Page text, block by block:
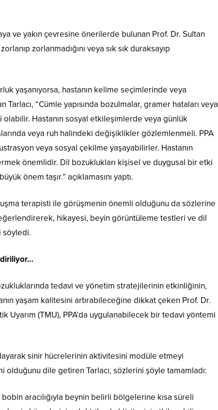
ve yakın çevresine önerilerde bulunan Prof. Dr. Sultan
zorlanmadığını veya sık sık duraksayıp
yaşanıyorsa, hastanın kelime seçimlerinde veya
“Cümle yapısında bozulmalar, gramer hataları veya
Hastanın sosyal etkileşimlerde veya günlük
veya ruh halindeki değişiklikler gözlemlenmeli. PPA
veya sosyal çekilme yaşayabilirler. Hastanın
önemlidir. Dil bozuklukları kişisel ve duygusal bir etki
önem taşır.” açıklamasını yaptı.
terapisti ile görüşmenin önemli olduğunu da sözlerine
hikayesi, beyin görüntüleme testleri ve dil
söyledi.
tedavi ve yönetim stratejilerinin etkinliğinin,
yaşam kalitesini artırabileceğine dikkat çeken Prof. Dr.
Uyarım (TMU), PPA’da uygulanabilecek bir tedavi yöntemi
sinir hücrelerinin aktivitesini modüle etmeyi
dile getiren Tarlacı, sözlerini şöyle tamamladı:
aracılığıyla beynin belirli bölgelerine kısa süreli